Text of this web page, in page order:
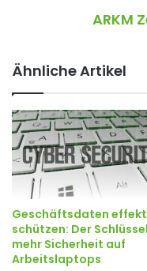
ARKM
Ähnliche Artikel
Geschäftsdaten
schützen: Der
mehr Sicherheit auf
Arbeitslaptops